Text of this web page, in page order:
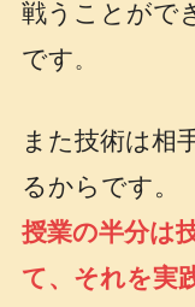
戦うことがで
です 。
また技術は相
るからです。
授業の半分は
て、それを実